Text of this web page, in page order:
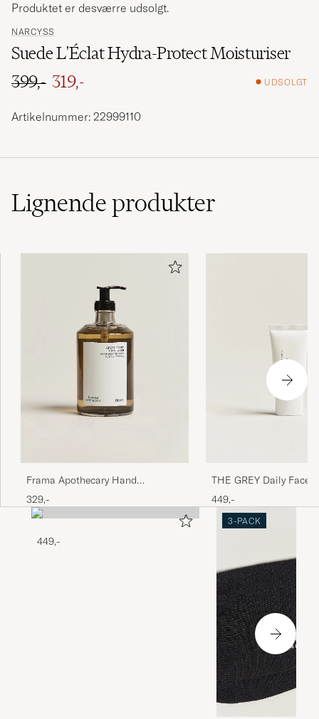
NARCYSS
Suede L'Éclat Hydra-Protect Moisturiser
Ordinary pris
399,-
Nedsat pris
319,- UDSOLGT
Produktet er desværre udsolgt.
Artikelnummer: 22999110
Lignendeprodukter
Frama Apothecary Hand
Wash 500ml
329,-
THE GREY Daily Face
50 50ml
449,-
449,-
3-PACK